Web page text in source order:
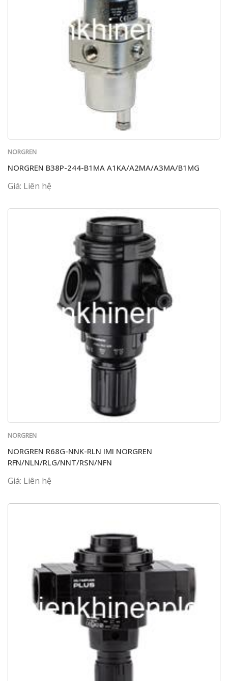
NORGREN
NORGREN B38P-244-B1MA A1KA/A2MA/A3MA/B1MG
Giá: Liên hệ
NORGREN
NORGREN R68G-NNK-RLN IMI NORGREN
RFN/NLN/RLG/NNT/RSN/NFN
Giá: Liên hệ